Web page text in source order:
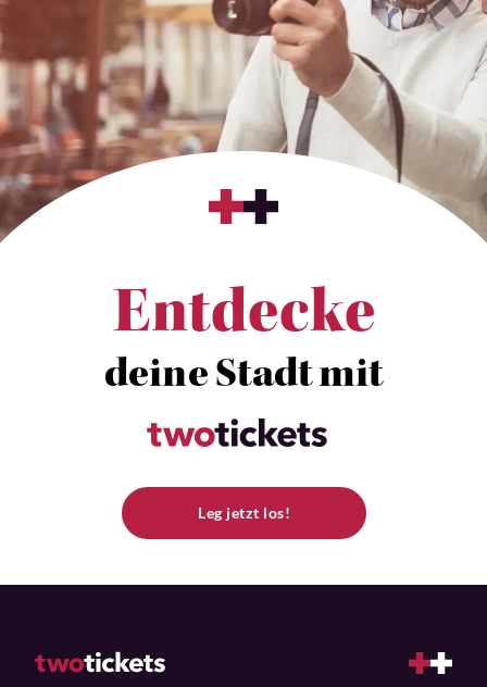
Entdecke
deine Stadt mit
Leg jetzt los!